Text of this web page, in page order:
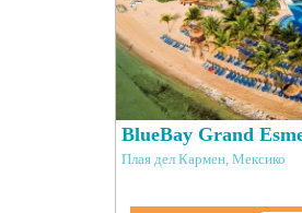
BlueBay Grand
Плая дел Кармен, Мексико